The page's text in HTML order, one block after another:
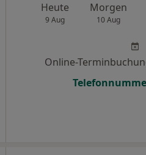
Heute
9 Aug
Morgen
10 Aug
Online-